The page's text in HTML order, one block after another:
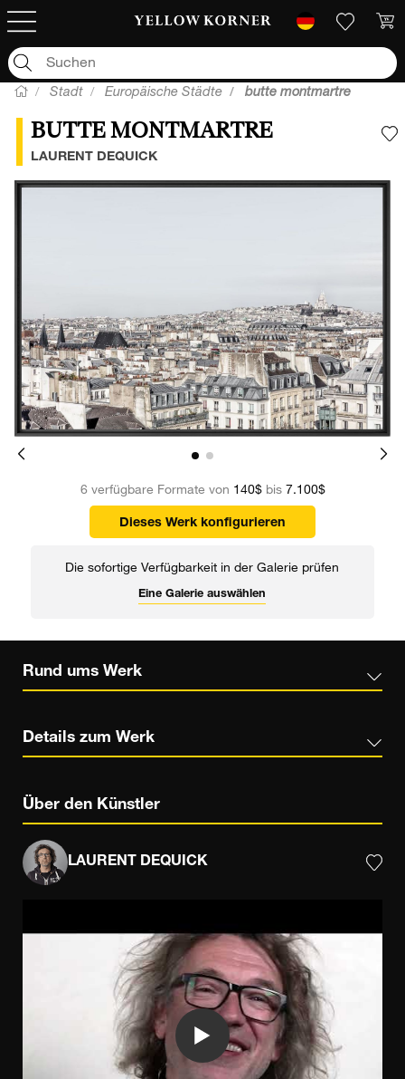
Stadt Europäische Städte butte montmartre
BUTTE MONTMARTRE
LAURENT DEQUICK
6 verfügbare Formate von 140$bis 7.100$
Dieses Werk konfigurieren
Die sofortige Verfügbarkeit in der Galerie prüfen
Eine Galerie auswählen
Rund ums Werk
Details zum Werk
Über den Künstler
LAURENT DEQUICK